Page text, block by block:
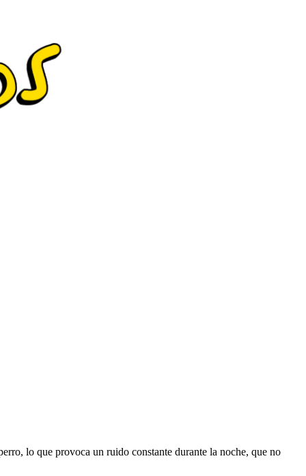
lo que provoca un ruido constante durante la noche, que no